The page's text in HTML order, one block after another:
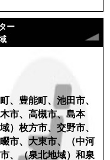
ー
、豊能町、池田市、
市、高槻市、島本
）枚方市、交野市、
市、大東市、（中河
、（泉北地域）和泉